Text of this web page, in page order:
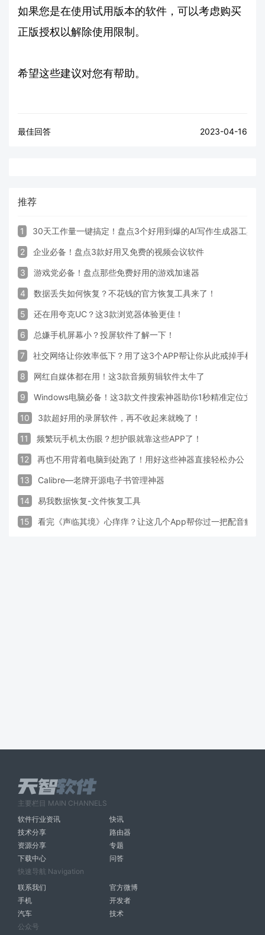
如果您是在使用试用版本的软件，可以考虑购买
正版授权以解除使用限制。
希望这些建议对您有帮助。
最佳回答 2023-04-16
推荐
1 30天工作量一键搞定！盘点3个好用到爆的AI写作生成器工具
2 企业必备！盘点3款好用又免费的视频会议软件
3 游戏党必备！盘点那些免费好用的游戏加速器
4 数据丢失如何恢复？不花钱的官方恢复工具来了！
5 还在用夸克UC？这3款浏览器体验更佳！
6 总嫌手机屏幕小？投屏软件了解一下！
7 社交网络让你效率低下？用了这3个APP帮让你从此戒掉手机！
8 网红自媒体都在用！这3款音频剪辑软件太牛了
9 Windows电脑必备！这3款文件搜索神器助你1秒精准定位文件
10 3款超好用的录屏软件，再不收起来就晚了！
11 频繁玩手机太伤眼？想护眼就靠这些APP了！
12 再也不用背着电脑到处跑了！用好这些神器直接轻松办公
13 Calibre—老牌开源电子书管理神器
14 易我数据恢复-文件恢复工具
15 看完《声临其境》心痒痒？让这几个App帮你过一把配音瘾
主要栏目 MAIN CHANNELS
软件行业资讯
快讯
技术分享
路由器
资源分享
专题
下载中心
问答
快速导航 Navigation
联系我们
官方微博
手机
开发者
汽车
技术
公众号